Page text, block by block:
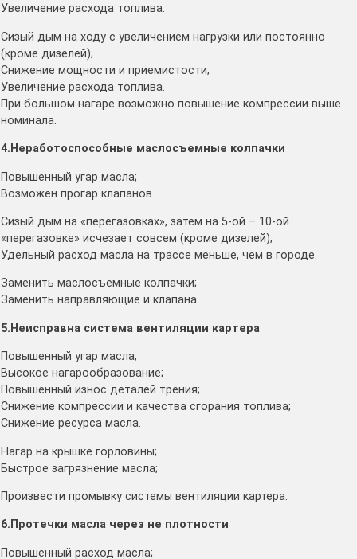
Увеличение расхода топлива.
Сизый дым на ходу с увеличением нагрузки или постоянно
(кроме дизелей);
Снижение мощности и приемистости;
Увеличение расхода топлива.
При большом нагаре возможно повышение компрессии выше
номинала.
4.Неработоспособные маслосъемные колпачки
Повышенный угар масла;
Возможен прогар клапанов.
Сизый дым на «перегазовках», затем на 5-ой – 10-ой
«перегазовке» исчезает совсем (кроме дизелей);
Удельный расход масла на трассе меньше, чем в городе.
Заменить маслосъемные колпачки;
Заменить направляющие и клапана.
5.Неисправна система вентиляции картера
Повышенный угар масла;
Высокое нагарообразование;
Повышенный износ деталей трения;
Снижение компрессии и качества сгорания топлива;
Снижение ресурса масла.
Нагар на крышке горловины;
Быстрое загрязнение масла;
Произвести промывку системы вентиляции картера.
6.Протечки масла через не плотности
Повышенный расход масла;